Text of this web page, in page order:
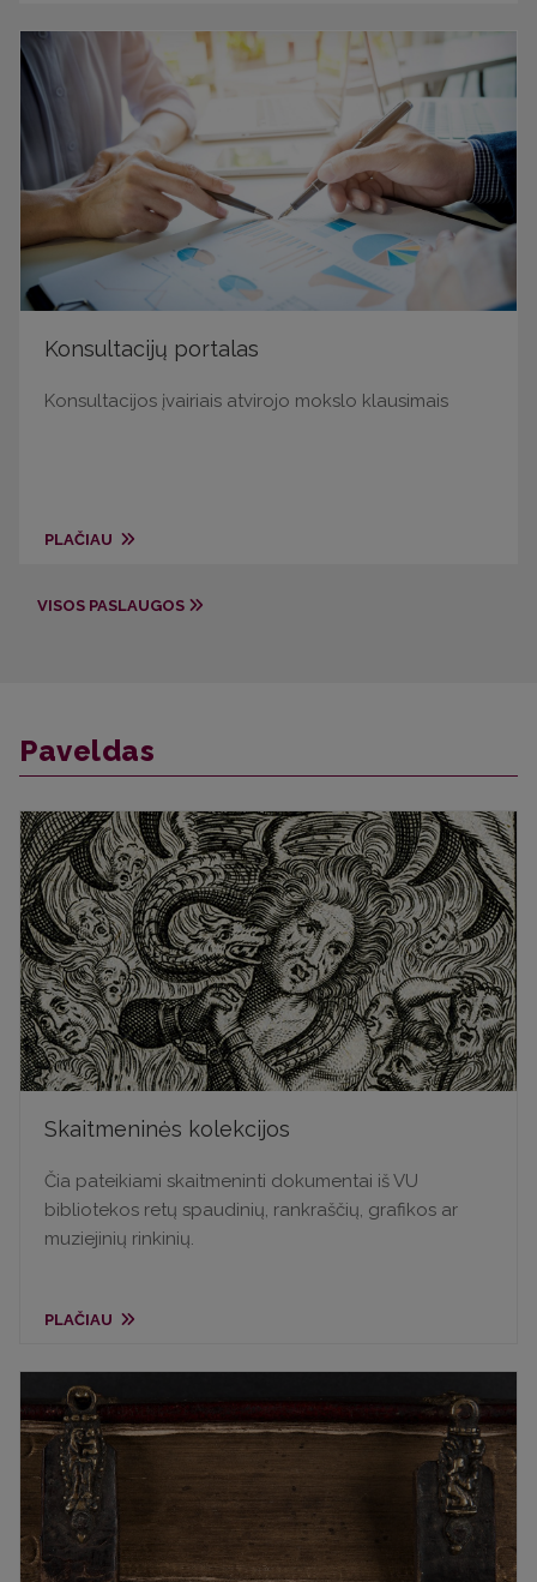
Konsultacijų portalas
Konsultacijos įvairiais atvirojo mokslo klausimais
PLAČIAU
VISOS PASLAUGOS
Paveldas
Skaitmeninės kolekcijos
Čia pateikiami skaitmeninti dokumentai iš VU
bibliotekos retų spaudinių, rankraščių, grafikos ar
muziejinių rinkinių.
PLAČIAU